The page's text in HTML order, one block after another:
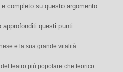
completo su questo argomento.
approfonditi questi punti:
e la sua grande vitalità
del teatro più popolare che teorico